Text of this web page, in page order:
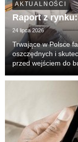
AKTUALNOŚCI
Raport z
24 lipca 2026
Trwające w Polsce
oszczędnych i
przed wejściem do
pierwszą linią